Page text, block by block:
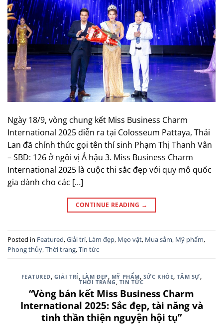
Ngày 18/9, vòng chung kết Miss Business Charm
International 2025 diễn ra tại Colosseum Pattaya, Thái
Lan đã chính thức gọi tên thí sinh Phạm Thị Thanh Vân
– SBD: 126 ở ngôi vị Á hậu 3. Miss Business Charm
International 2025 là cuộc thi sắc đẹp với quy mô quốc
gia dành cho các […]
CONTINUE READING →
Posted in Featured,Giải trí, Làm đẹp, Mẹo vặt, Mua sắm, Mỹ phẩm,
Phong thủy,Thời trang,Tin tức
FEATURED,GIẢI TRÍ, LÀM ĐẸP, MỸ PHẨM, SỨC KHỎE,TÂM SỰ,
THỜI TRANG, TIN TỨC
“Vòng bán kết Miss Business Charm
International 2025: Sắc đẹp, tài năng và
tinh thần thiện nguyện hội tụ”